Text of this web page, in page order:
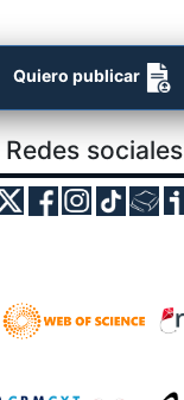
Quiero publicar
Redes sociales